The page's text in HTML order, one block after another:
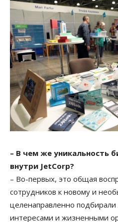
– В чем же уникальность
внутри JetCorp?
– Во-первых, это общая
сотрудников к новому и
целенаправленно
интересами и жизненными